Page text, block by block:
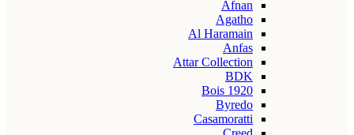
Afnan
Agatho
Al Haramain
Anfas
Attar Collection
BDK
Bois 1920
Byredo
Casamoratti